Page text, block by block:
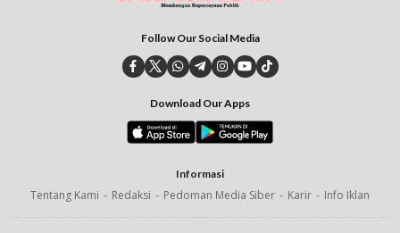
Follow Our Social Media
Download Our Apps
Informasi
Tentang Kami Redaksi Pedoman Media Siber Karir Info Iklan